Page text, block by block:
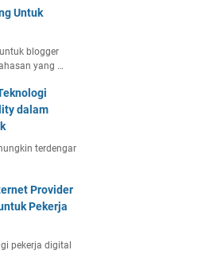
Untuk
blogger
yang …
dalam
terdengar
Provider
Pekerja
pekerja digital